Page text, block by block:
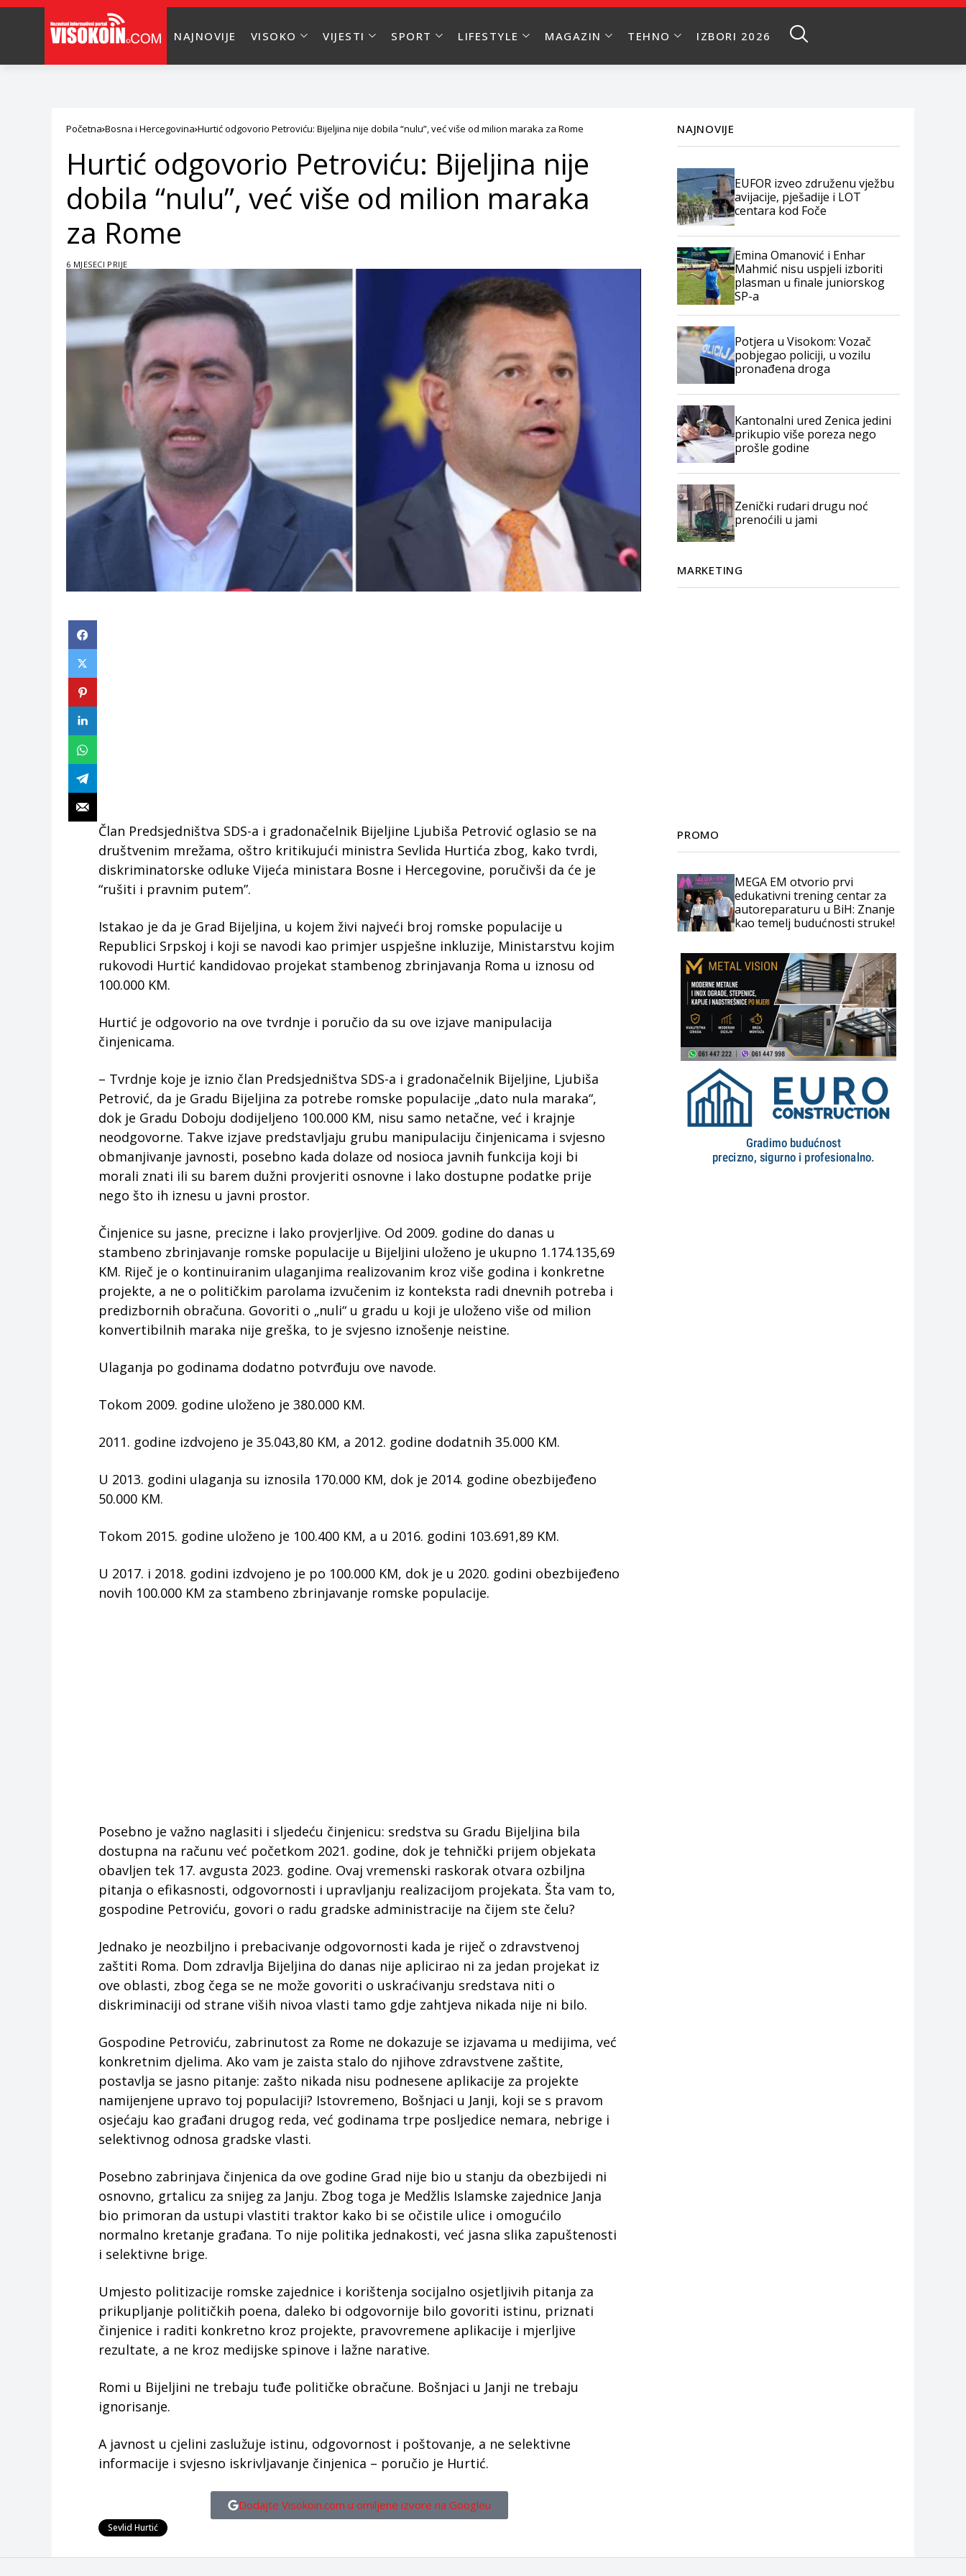
NAJNOVIJE VISOKO VIJESTI SPORT LIFESTYLE MAGAZIN TEHNO IZBORI 2026
Početna Bosna i Hercegovina Hurtić odgovorio Petroviću: Bijeljina nije dobila “nulu”, već više od milion maraka za Rome
Hurtić odgovorio Petroviću: Bijeljina nije
dobila “nulu”, već više od milion maraka
za Rome
6 MJESECI PRIJE
Član Predsjedništva SDS-a i gradonačelnik Bijeljine Ljubiša Petrović oglasio se na
društvenim mrežama, oštro kritikujući ministra Sevlida Hurtića zbog, kako tvrdi,
diskriminatorske odluke Vijeća ministara Bosne i Hercegovine, poručivši da će je
“rušiti i pravnim putem”.
Istakao je da je Grad Bijeljina, u kojem živi najveći broj romske populacije u
Republici Srpskoj i koji se navodi kao primjer uspješne inkluzije, Ministarstvu kojim
rukovodi Hurtić kandidovao projekat stambenog zbrinjavanja Roma u iznosu od
100.000 KM.
Hurtić je odgovorio na ove tvrdnje i poručio da su ove izjave manipulacija
činjenicama.
– Tvrdnje koje je iznio član Predsjedništva SDS-a i gradonačelnik Bijeljine, Ljubiša
Petrović, da je Gradu Bijeljina za potrebe romske populacije „dato nula maraka“,
dok je Gradu Doboju dodijeljeno 100.000 KM, nisu samo netačne, već i krajnje
neodgovorne. Takve izjave predstavljaju grubu manipulaciju činjenicama i svjesno
obmanjivanje javnosti, posebno kada dolaze od nosioca javnih funkcija koji bi
morali znati ili su barem dužni provjeriti osnovne i lako dostupne podatke prije
nego što ih iznesu u javni prostor.
Činjenice su jasne, precizne i lako provjerljive. Od 2009. godine do danas u
stambeno zbrinjavanje romske populacije u Bijeljini uloženo je ukupno 1.174.135,69
KM. Riječ je o kontinuiranim ulaganjima realizovanim kroz više godina i konkretne
projekte, a ne o političkim parolama izvučenim iz konteksta radi dnevnih potreba i
predizbornih obračuna. Govoriti o „nuli“ u gradu u koji je uloženo više od milion
konvertibilnih maraka nije greška, to je svjesno iznošenje neistine.
Ulaganja po godinama dodatno potvrđuju ove navode.
Tokom 2009. godine uloženo je 380.000 KM.
2011. godine izdvojeno je 35.043,80 KM, a 2012. godine dodatnih 35.000 KM.
U 2013. godini ulaganja su iznosila 170.000 KM, dok je 2014. godine obezbijeđeno
50.000 KM.
Tokom 2015. godine uloženo je 100.400 KM, a u 2016. godini 103.691,89 KM.
U 2017. i 2018. godini izdvojeno je po 100.000 KM, dok je u 2020. godini obezbijeđeno
novih 100.000 KM za stambeno zbrinjavanje romske populacije.
Posebno je važno naglasiti i sljedeću činjenicu: sredstva su Gradu Bijeljina bila
dostupna na računu već početkom 2021. godine, dok je tehnički prijem objekata
obavljen tek 17. avgusta 2023. godine. Ovaj vremenski raskorak otvara ozbiljna
pitanja o efikasnosti, odgovornosti i upravljanju realizacijom projekata. Šta vam to,
gospodine Petroviću, govori o radu gradske administracije na čijem ste čelu?
Jednako je neozbiljno i prebacivanje odgovornosti kada je riječ o zdravstvenoj
zaštiti Roma. Dom zdravlja Bijeljina do danas nije aplicirao ni za jedan projekat iz
ove oblasti, zbog čega se ne može govoriti o uskraćivanju sredstava niti o
diskriminaciji od strane viših nivoa vlasti tamo gdje zahtjeva nikada nije ni bilo.
Gospodine Petroviću, zabrinutost za Rome ne dokazuje se izjavama u medijima, već
konkretnim djelima. Ako vam je zaista stalo do njihove zdravstvene zaštite,
postavlja se jasno pitanje: zašto nikada nisu podnesene aplikacije za projekte
namijenjene upravo toj populaciji? Istovremeno, Bošnjaci u Janji, koji se s pravom
osjećaju kao građani drugog reda, već godinama trpe posljedice nemara, nebrige i
selektivnog odnosa gradske vlasti.
Posebno zabrinjava činjenica da ove godine Grad nije bio u stanju da obezbijedi ni
osnovno, grtalicu za snijeg za Janju. Zbog toga je Medžlis Islamske zajednice Janja
bio primoran da ustupi vlastiti traktor kako bi se očistile ulice i omogućilo
normalno kretanje građana. To nije politika jednakosti, već jasna slika zapuštenosti
i selektivne brige.
Umjesto politizacije romske zajednice i korištenja socijalno osjetljivih pitanja za
prikupljanje političkih poena, daleko bi odgovornije bilo govoriti istinu, priznati
činjenice i raditi konkretno kroz projekte, pravovremene aplikacije i mjerljive
rezultate, a ne kroz medijske spinove i lažne narative.
Romi u Bijeljini ne trebaju tuđe političke obračune. Bošnjaci u Janji ne trebaju
ignorisanje.
A javnost u cjelini zaslužuje istinu, odgovornost i poštovanje, a ne selektivne
informacije i svjesno iskrivljavanje činjenica – poručio je Hurtić.
Dodajte Visokoin.com u omiljene izvore na Googleu
Sevlid Hurtić
NAJNOVIJE
EUFOR izveo združenu vježbu
avijacije, pješadije i LOT
centara kod Foče
Emina Omanović i Enhar
Mahmić nisu uspjeli izboriti
plasman u finale juniorskog
SP-a
Potjera u Visokom: Vozač
pobjegao policiji, u vozilu
pronađena droga
Kantonalni ured Zenica jedini
prikupio više poreza nego
prošle godine
Zenički rudari drugu noć
prenoćili u jami
MARKETING
PROMO
MEGA EM otvorio prvi
edukativni trening centar za
autoreparaturu u BiH: Znanje
kao temelj budućnosti struke!